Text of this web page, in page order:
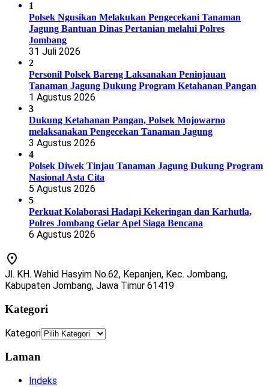
1
Polsek Ngusikan Melakukan Pengecekani Tanaman
Jagung Bantuan Dinas Pertanian melalui Polres
Jombang
31 Juli 2026
2
Personil Polsek Bareng Laksanakan Peninjauan
Tanaman Jagung Dukung Program Ketahanan Pangan
1 Agustus 2026
3
Dukung Ketahanan Pangan, Polsek Mojowarno
melaksanakan Pengecekan Tanaman Jagung
3 Agustus 2026
4
Polsek Diwek Tinjau Tanaman Jagung Dukung Program
Nasional Asta Cita
5 Agustus 2026
5
Perkuat Kolaborasi Hadapi Kekeringan dan Karhutla,
Polres Jombang Gelar Apel Siaga Bencana
6 Agustus 2026
Jl. KH. Wahid Hasyim No.62, Kepanjen, Kec. Jombang,
Kabupaten Jombang, Jawa Timur 61419
Kategori
Kategori
Laman
Indeks